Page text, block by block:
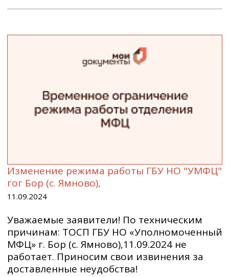
Изменение режима работы ГБУ НО "УМФЦ"
гог Бор (с. Ямново),
11.09.2024
Уважаемые заявители! По техническим
причинам: ТОСП ГБУ НО «Уполномоченный
МФЦ» г. Бор (с. Ямново),11.09.2024 не
работает. Приносим свои извинения за
доставленные неудобства!